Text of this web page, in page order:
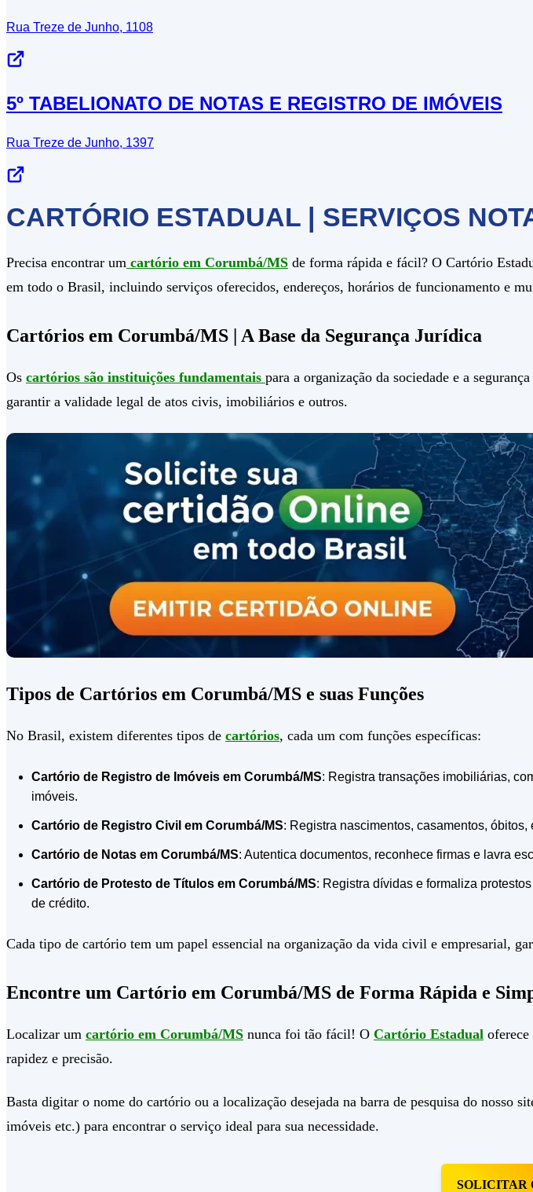
Rua Treze de Junho, 1108
5º TABELIONATO DE NOTAS E REGISTRO DE IMÓVEIS
Rua Treze de Junho, 1397
CARTÓRIO ESTADUAL | SERVIÇOS
Precisa encontrar um cartório em Corumbá/MS de forma rápida e fácil? O Cartório
em todo o Brasil, incluindo serviços oferecidos, endereços, horários de funcionamento e
Cartórios em Corumbá/MS | A Base da Segurança Jurídica
Os cartórios são instituições fundamentais para a organização da sociedade e a
garantir a validade legal de atos civis, imobiliários e outros.
Tipos de Cartórios em Corumbá/MS e suas Funções
No Brasil, existem diferentes tipos de cartórios, cada um com funções específicas:
Cartório de Registro de Imóveis em Corumbá/MS: Registra transações imobiliárias,
imóveis.
Cartório de Registro Civil em Corumbá/MS: Registra nascimentos, casamentos,
Cartório de Notas em Corumbá/MS: Autentica documentos, reconhece firmas e lavra
Cartório de Protesto de Títulos em Corumbá/MS: Registra dívidas e formaliza
de crédito.
Cada tipo de cartório tem um papel essencial na organização da vida civil e empresarial,
Encontre um Cartório em Corumbá/MS de Forma Rápida e
Localizar um cartório em Corumbá/MS nunca foi tão fácil! O Cartório Estadual
rapidez e precisão.
Basta digitar o nome do cartório ou a localização desejada na barra de pesquisa do nosso
imóveis etc.) para encontrar o serviço ideal para sua necessidade.
SOLICITAR